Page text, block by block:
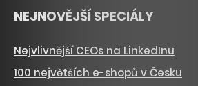
NEJNOVĚJŠÍ SPECIÁLY
Nejvlivnější CEOs na LinkedInu
100 největších e-shopů v Česku